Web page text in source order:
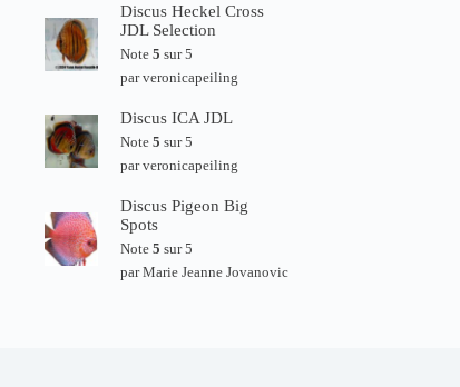
Discus Heckel Cross
JDL Selection
Note5 sur 5
par veronicapeiling
Discus ICA JDL
Note5 sur 5
par veronicapeiling
Discus Pigeon Big
Spots
Note5 sur 5
par Marie Jeanne Jovanovic